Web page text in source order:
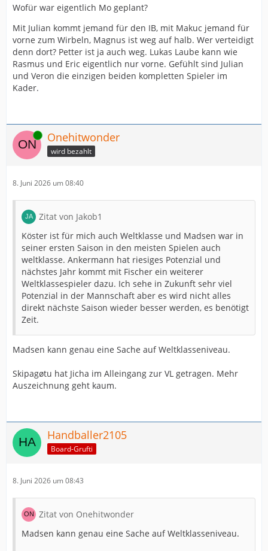
Wofür war eigentlich Mo geplant?
Mit Julian kommt jemand für den IB, mit Makuc jemand für
vorne zum Wirbeln, Magnus ist weg auf halb. Wer verteidigt
denn dort? Petter ist ja auch weg. Lukas Laube kann wie
Rasmus und Eric eigentlich nur vorne. Gefühlt sind Julian
und Veron die einzigen beiden kompletten Spieler im
Kader.
Online Onehitwonder
wird bezahlt
8. Juni 2026 um 08:40
Zitat von Jakob1
Köster ist für mich auch Weltklasse und Madsen war in
seiner ersten Saison in den meisten Spielen auch
weltklasse. Ankermann hat riesiges Potenzial und
nächstes Jahr kommt mit Fischer ein weiterer
Weltklassespieler dazu. Ich sehe in Zukunft sehr viel
Potenzial in der Mannschaft aber es wird nicht alles
direkt nächste Saison wieder besser werden, es benötigt
Zeit.
Madsen kann genau eine Sache auf Weltklasseniveau.
Skipagøtu hat Jicha im Alleingang zur VL getragen. Mehr
Auszeichnung geht kaum.
Handballer2105
Board-Grufti
8. Juni 2026 um 08:43
Zitat von Onehitwonder
Madsen kann genau eine Sache auf Weltklasseniveau.